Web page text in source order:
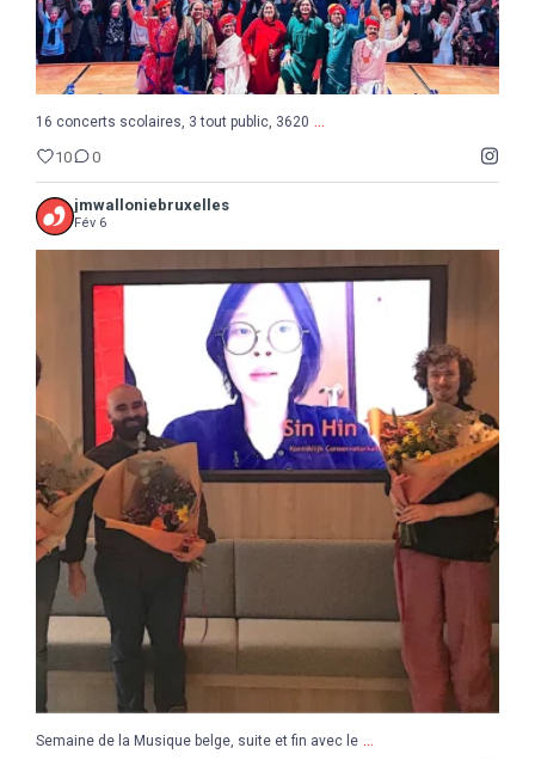
16 concerts scolaires, 3 tout public, 3620 ...
10 0
jmwalloniebruxelles
Fév 6
Semaine de la Musique belge, suite et fin avec le ...
Semaine de la Musique belge, suite et fin avec le ...